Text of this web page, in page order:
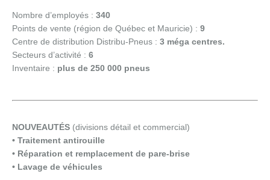
Nombre d’employés : 340
Points de vente (région de Québec et Mauricie) : 9
Centre de distribution Distribu-Pneus : 3 méga centres.
Secteurs d’activité : 6
Inventaire : plus de 250 000 pneus
NOUVEAUTÉS (divisions détail et commercial)
• Traitement antirouille
• Réparation et remplacement de pare-brise
• Lavage de véhicules